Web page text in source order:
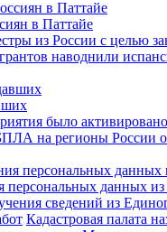
в Паттайе
из России с целью
наводнили
было
на регионы России
персональных данных
сведений из
Кадастровая палата